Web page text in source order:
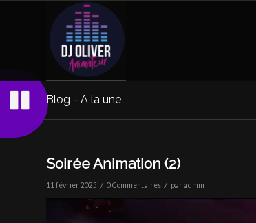
Blog - A la une
Soirée Animation (2)
11 février 2025 / 0 Commentaires / par admin